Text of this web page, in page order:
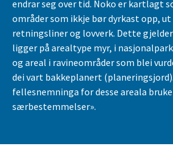
endrar seg over tid. Noko er kartlagt
områder som ikkje bør dyrkast opp, ut
retningsliner og lovverk. Dette
ligger på arealtype myr, i
og areal i ravineområder som blei
dei vart bakkeplanert
fellesnemninga for desse areala
særbestemmelser».